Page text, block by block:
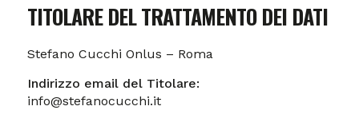
TITOLARE DEL TRATTAMENTO DEI DATI
Stefano Cucchi Onlus – Roma
Indirizzo email del Titolare:
info@stefanocucchi.it